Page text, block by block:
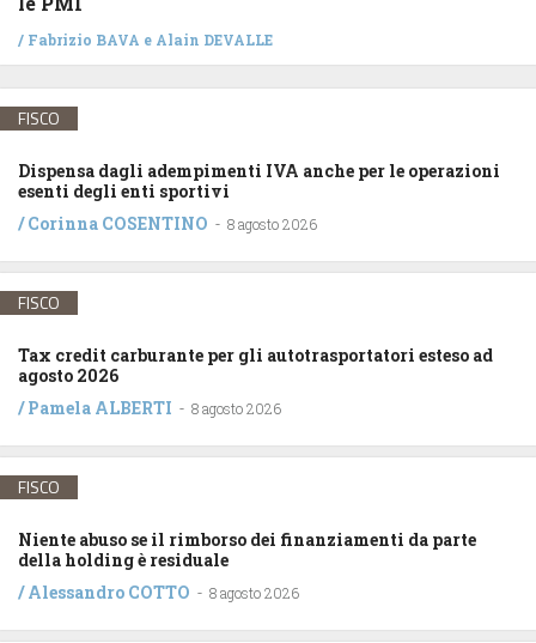
/ Fabrizio BAVA e Alain DEVALLE
FISCO
Dispensa dagli adempimenti IVA anche per le operazioni
esenti degli enti sportivi
/Corinna COSENTINO - 8 agosto 2026
FISCO
Tax credit carburante per gli autotrasportatori esteso ad
agosto 2026
/Pamela ALBERTI - 8 agosto 2026
FISCO
Niente abuso se il rimborso dei finanziamenti da parte
della holding è residuale
/Alessandro COTTO - 8 agosto 2026